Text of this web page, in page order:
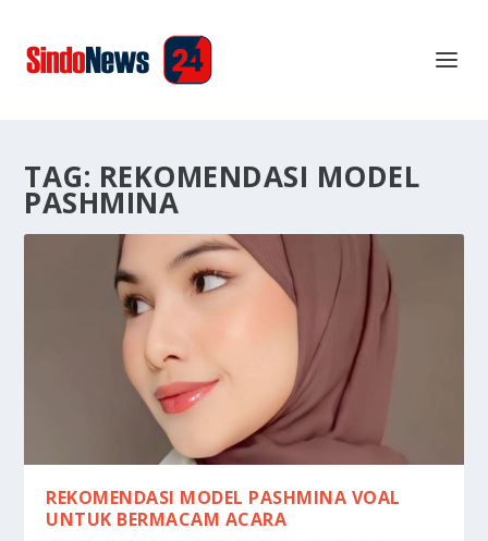
TAG: REKOMENDASI MODEL
PASHMINA
REKOMENDASI MODEL PASHMINA VOAL
UNTUK BERMACAM ACARA